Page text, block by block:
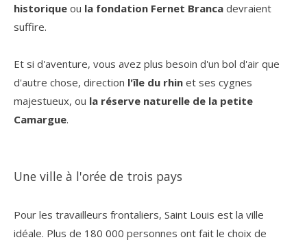
historique ou la fondation Fernet Branca devraient
suffire.
Et si d'aventure, vous avez plus besoin d'un bol d'air que
d'autre chose, direction l'île du rhin et ses cygnes
majestueux, ou la réserve naturelle de la petite
Camargue.
Une ville à l'orée de trois pays
Pour les travailleurs frontaliers, Saint Louis est la ville
idéale. Plus de 180 000 personnes ont fait le choix de